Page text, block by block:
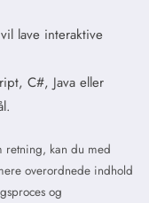
lave interaktive
C#, Java eller
retning, kan du med
overordnede indhold
og